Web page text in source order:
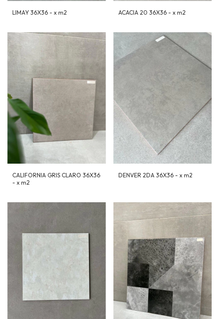
LIMAY 36X36 - x m2 ACACIA 20 36X36 - x m2
CALIFORNIA GRIS CLARO 36X36
- x m2
DENVER 2DA 36X36 - x m2